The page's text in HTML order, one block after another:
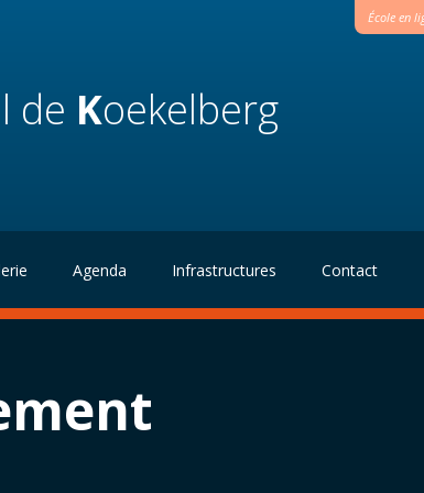
École en
de Koekelberg
Agenda Infrastructures Contact